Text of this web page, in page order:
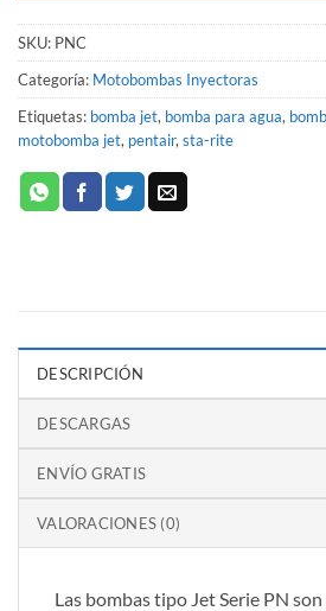
SKU: PNC
Categoría: Motobombas Inyectoras
Etiquetas: bomba jet, bomba para agua,
motobomba jet, pentair, sta-rite
DESCRIPCIÓN
DESCARGAS
ENVÍO GRATIS
VALORACIONES (0)
Las bombas tipo Jet Serie PN